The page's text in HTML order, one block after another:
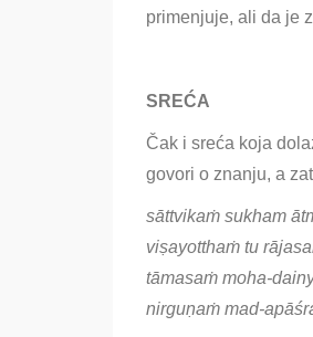
primenjuje, ali da je
SREĆA
Čak i sreća koja
govori o znanju, a
sāttvikaṁ sukham
viṣayotthaṁ tu
tāmasaṁ moha-
nirguṇaṁ mad-